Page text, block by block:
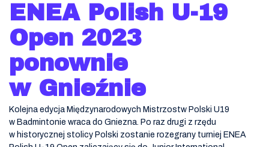
ENEA Polish U-19
Open 2023
ponownie
w Gnieźnie
Kolejna edycja Międzynarodowych Mistrzostw Polski U19
w Badmintonie wraca do Gniezna. Po raz drugi z rzędu
w historycznej stolicy Polski zostanie rozegrany turniej ENEA